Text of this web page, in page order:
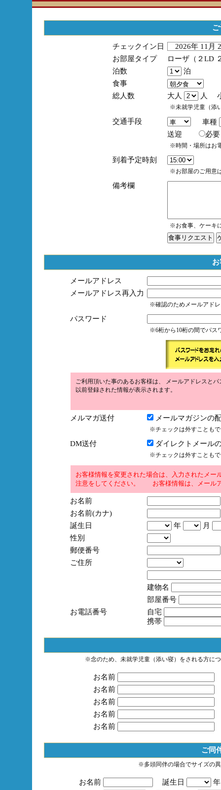
チェックイン日
2026年 11
お部屋タイプ
ローザ（２LD
泊数
泊
食事
総人数
大人 人
※未就学児童（添
交通手段
車種
送迎
※時間・場所はお
到着予定時刻
※お部屋のご用意
備考欄
※お食事、ケーキ
メールアドレス
メールアドレス再入力
※確認のためメールアド
パスワード
※6桁から10桁の間でパス
ご利用頂いた事のあるお客様は、 メールアドレスと
以前登録された情報が表示されます。
メルマガ送付 メールマガジンの
※チェックは外すことも
DM送付 ダイレクトメール
※チェックは外すことも
お客様情報を変更された場合は、入力されたメ
注意をしてください。 お客様情報は、メール
お名前
お名前(カナ)
誕生日
年
月
性別
郵便番号
ご住所
建物名
部屋番号
お電話番号
自宅
携帯
※念のため、未就学児童（添い寝）をされる方に
お名前
お名前
お名前
お名前
お名前
ご同
※多頭同伴の場合でサイズの
お名前 誕生日